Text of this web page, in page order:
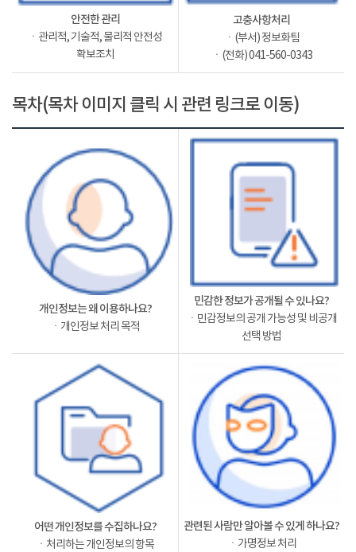
안전한 관리
ㆍ관리적, 기술적, 물리적 안전성
확보조치
고충사항처리
ㆍ(부서) 정보화팀
ㆍ(전화) 041-560-0343
목차(목차 이미지 클릭 시 관련 링크로 이동)
개인정보는 왜 이용하나요?
ㆍ개인정보 처리 목적
민감한 정보가 공개될 수 있나요?
ㆍ민감정보의 공개 가능성 및 비공개
선택 방법
어떤 개인정보를 수집하나요?
ㆍ처리하는 개인정보의 항목
관련된 사람만 알아볼 수 있게 하나요?
ㆍ가명정보 처리